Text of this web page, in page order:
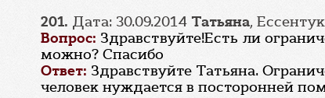
201. Дата: 30.09.2014 Татьяна,
Вопрос: Здравствуйте!Есть ли
можно? Спасибо
Ответ: Здравствуйте Татьяна.
человек нуждается в посторонней